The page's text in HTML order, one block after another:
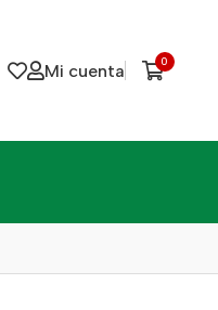
Mi cuenta 0